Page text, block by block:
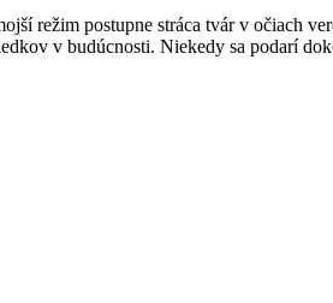
režim postupne stráca tvár v očiach
v budúcnosti. Niekedy sa podarí